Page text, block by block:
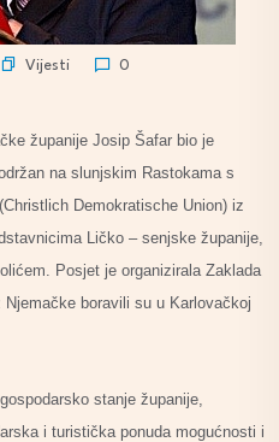
Vijesti 0
županije Josip Šafar bio je
na slunjskim Rastokama s
Demokratische Union) iz
Ličko – senjske županije,
Posjet je organizirala Zaklada
boravili su u Karlovačkoj
stanje županije,
i turistička ponuda mogućnosti i